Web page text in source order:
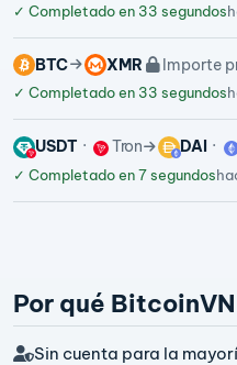
✓ Completado en 33 segundos
BTC XMR Importe
✓ Completado en 33 segundos
USDT Tron DAI
✓ Completado en 7 segundos
Por qué BitcoinVN
Sin cuenta para la